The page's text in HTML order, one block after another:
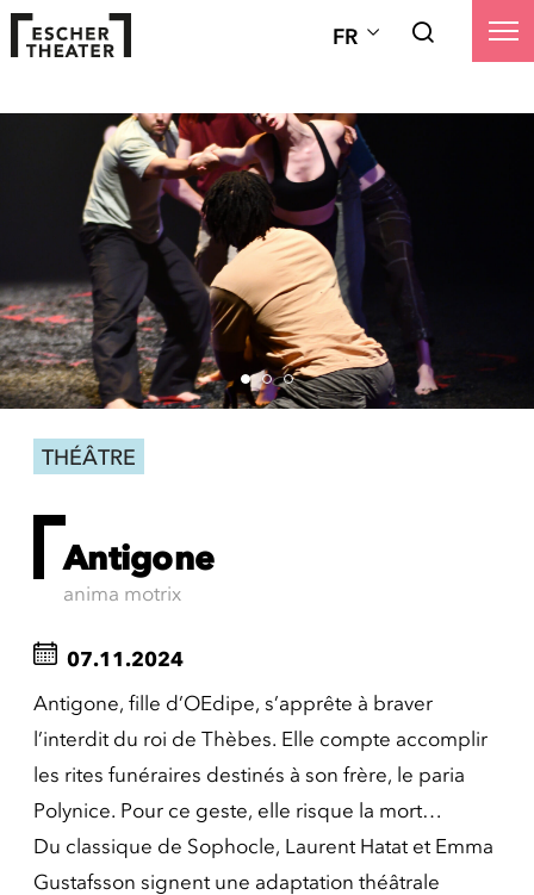
FR
THÉÂTRE
Antigone
anima motrix
07.11.2024
Antigone, fille d’OEdipe, s’apprête à braver
l’interdit du roi de Thèbes. Elle compte accomplir
les rites funéraires destinés à son frère, le paria
Polynice. Pour ce geste, elle risque la mort…
Du classique de Sophocle, Laurent Hatat et Emma
Gustafsson signent une adaptation théâtrale